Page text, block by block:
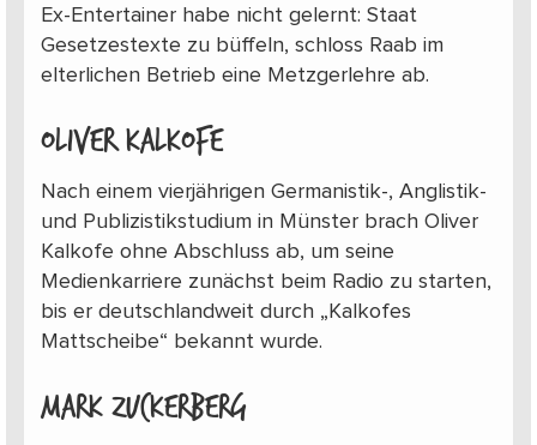
Ex-Entertainer habe nicht gelernt: Staat
Gesetzestexte zu büffeln, schloss Raab im
elterlichen Betrieb eine Metzgerlehre ab.
Oliver Kalkofe
Nach einem vierjährigen Germanistik-, Anglistik-
und Publizistikstudium in Münster brach Oliver
Kalkofe ohne Abschluss ab, um seine
Medienkarriere zunächst beim Radio zu starten,
bis er deutschlandweit durch „Kalkofes
Mattscheibe“ bekannt wurde.
Mark Zuckerberg